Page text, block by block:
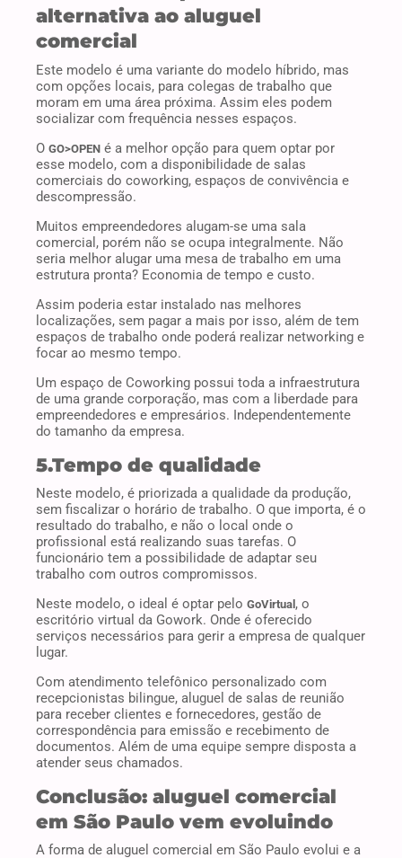
alternativa ao aluguel
comercial
Este modelo é uma variante do modelo híbrido, mas
com opções locais, para colegas de trabalho que
moram em uma área próxima. Assim eles podem
socializar com frequência nesses espaços.
O GO>OPEN é a melhor opção para quem optar por
esse modelo, com a disponibilidade de salas
comerciais do coworking, espaços de convivência e
descompressão.
Muitos empreendedores alugam-se uma sala
comercial, porém não se ocupa integralmente. Não
seria melhor alugar uma mesa de trabalho em uma
estrutura pronta? Economia de tempo e custo.
Assim poderia estar instalado nas melhores
localizações, sem pagar a mais por isso, além de tem
espaços de trabalho onde poderá realizar networking e
focar ao mesmo tempo.
Um espaço de Coworking possui toda a infraestrutura
de uma grande corporação, mas com a liberdade para
empreendedores e empresários. Independentemente
do tamanho da empresa.
5.Tempo de qualidade
Neste modelo, é priorizada a qualidade da produção,
sem fiscalizar o horário de trabalho. O que importa, é o
resultado do trabalho, e não o local onde o
profissional está realizando suas tarefas. O
funcionário tem a possibilidade de adaptar seu
trabalho com outros compromissos.
Neste modelo, o ideal é optar pelo GoVirtual , o
escritório virtual da Gowork. Onde é oferecido
serviços necessários para gerir a empresa de qualquer
lugar.
Com atendimento telefônico personalizado com
recepcionistas bilingue, aluguel de salas de reunião
para receber clientes e fornecedores, gestão de
correspondência para emissão e recebimento de
documentos. Além de uma equipe sempre disposta a
atender seus chamados.
Conclusão: aluguel comercial
em São Paulo vem evoluindo
A forma de aluguel comercial em São Paulo evolui e a